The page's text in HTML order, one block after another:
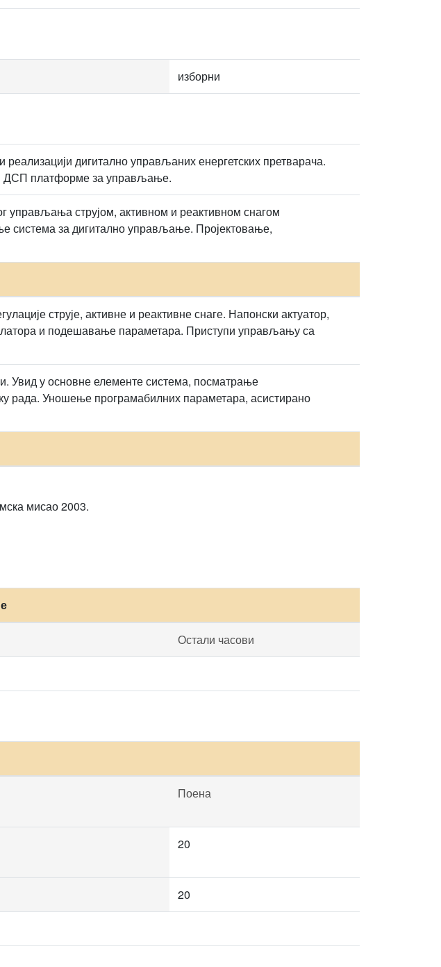
изборни
дигитално управљаних енергетских претварача.
и ДСП платформе за управљање.
управљања струјом, активном и реактивном снагом
система за дигитално управљање. Пројектовање,
струје, активне и реактивне снаге. Напонски актуатор,
и подешавање параметара. Приступи управљању са
Увид у основне елементе система, посматрање
рада. Уношење програмабилних параметара, асистирано
мисао 2003.
Остали часови
Поена
20
20